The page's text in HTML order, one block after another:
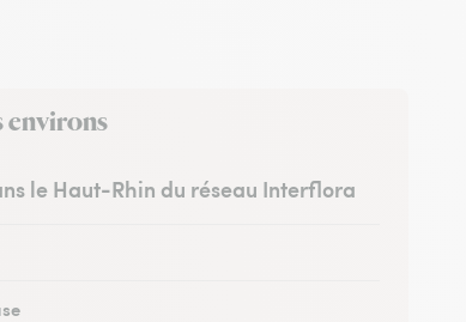
environs
le Haut-Rhin du réseau Interflora